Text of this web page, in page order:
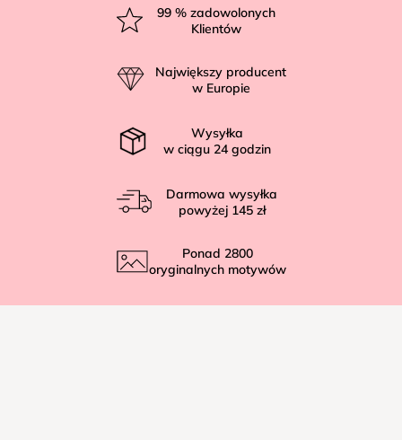
99 % zadowolonych
Klientów
Największy producent
w Europie
Wysyłka
w ciągu 24 godzin
Darmowa wysyłka
powyżej 145 zł
Ponad 2800
oryginalnych motywów